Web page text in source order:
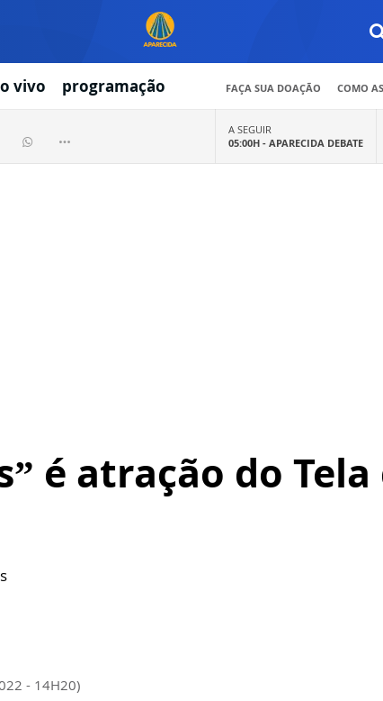
vivo programação FAÇA SUA DOAÇÃO COMO
A SEGUIR
05:00H - APARECIDA DEBATE
é atração do Tela
- 14H20)